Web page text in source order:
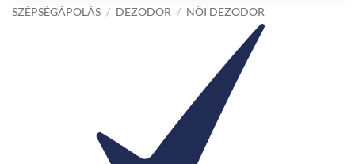
SZÉPSÉGÁPOLÁS / DEZODOR / NŐI DEZODOR